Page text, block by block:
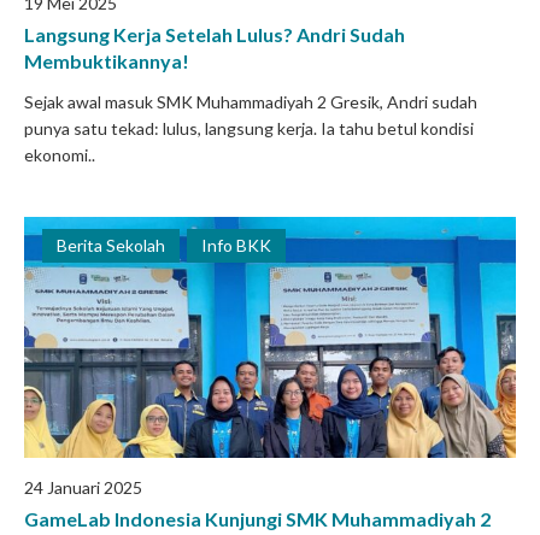
Langsung Kerja Setelah Lulus? Andri Sudah
Membuktikannya!
Sejak awal masuk SMK Muhammadiyah 2 Gresik, Andri sudah
punya satu tekad: lulus, langsung kerja. Ia tahu betul kondisi
ekonomi..
Berita Sekolah Info BKK
24 Januari 2025
GameLab Indonesia Kunjungi SMK Muhammadiyah 2